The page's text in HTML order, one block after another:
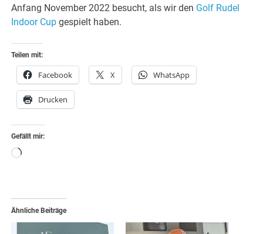
Anfang November 2022 besucht, als wir den Golf Rudel
Indoor Cup gespielt haben.
Teilen mit:
Facebook X WhatsApp
Drucken
Gefällt mir:
Wird
Ähnliche Beiträge